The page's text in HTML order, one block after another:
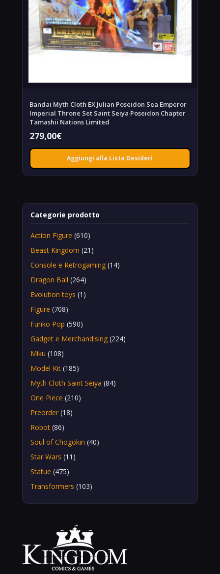
Bandai Myth Cloth EX Julian Poseidon Sea Emperor
Imperial Throne Set Saint Seiya Poseidon Chapter
Tamashii Nations Limited
279,00€
Aggiungi alla Lista Desideri
Categorie prodotto
Action Figure (610)
Beast Kingdom (21)
Console e Retrogaming (14)
Dragon Ball (264)
Evolution toys (1)
Figure (708)
Funko Pop (590)
Gadget e Merchandising (224)
Miku (108)
Model Kit (185)
Myth Cloth Saint Seiya (84)
One Piece (210)
Preorder (18)
Robot (86)
Soul of Chogokin (40)
Star Wars (11)
Statue (475)
Transformers (103)